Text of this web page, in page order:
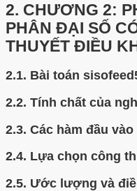
2. CHƯƠNG 2:
PHÂN ĐẠI SỐ
THUYẾT ĐIỀU
2.1. Bài toán
2.2. Tính chất của
2.3. Các hàm đầu vào
2.4. Lựa chọn công
2.5. Ước lượng và